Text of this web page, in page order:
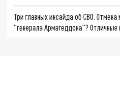
Три главных инсайда об СВО.
"генерала Армагеддона"?